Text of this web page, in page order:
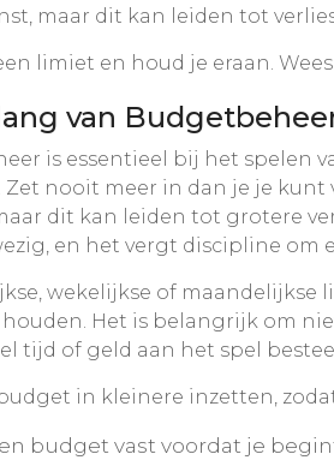
maar dit kan leiden tot
limiet en houd je eraan.
van
is essentieel bij het spelen
Zet nooit meer in dan je je
dit kan leiden tot grotere
en het vergt discipline om
wekelijkse of maandelijkse
houden. Het is belangrijk om
tijd of geld aan het spel
in kleinere inzetten,
budget vast voordat je